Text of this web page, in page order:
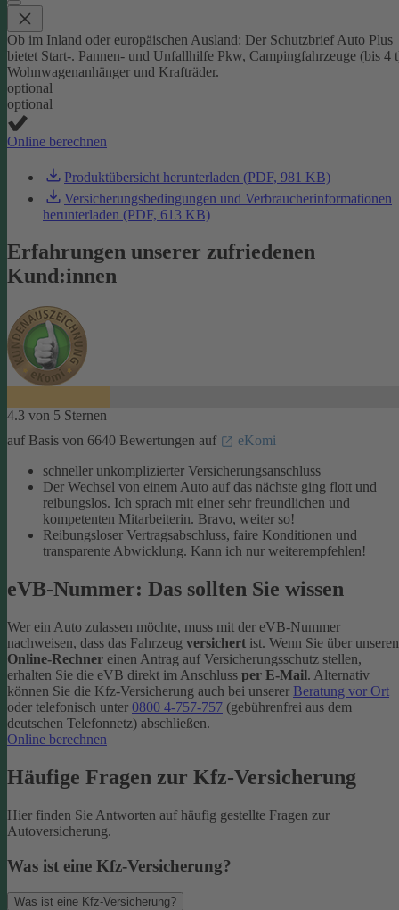
Ob im Inland oder europäischen Ausland: Der Schutzbrief Auto Plus
bietet Start-. Pannen- und Unfallhilfe Pkw, Campingfahrzeuge (bis 4
Wohnwagenanhänger und Krafträder.
optional
optional
Online berechnen
Produktübersicht herunterladen (PDF, 981 KB)
Versicherungsbedingungen und Verbraucherinformationen
herunterladen (PDF, 613 KB)
Erfahrungen unserer zufriedenen
Kund:innen
4.3 von 5 Sternen
auf Basis von 6640 Bewertungen auf
eKomi
schneller unkomplizierter Versicherungsanschluss
Der Wechsel von einem Auto auf das nächste ging flott und
reibungslos. Ich sprach mit einer sehr freundlichen und
kompetenten Mitarbeiterin. Bravo, weiter so!
Reibungsloser Vertragsabschluss, faire Konditionen und
transparente Abwicklung. Kann ich nur weiterempfehlen!
eVB-Nummer: Das sollten Sie wissen
Wer ein Auto zulassen möchte, muss mit der eVB-Nummer
nachweisen, dass das Fahrzeug versichert ist. Wenn Sie über unseren
Online-Rechner einen Antrag auf Versicherungsschutz stellen,
erhalten Sie die eVB direkt im Anschluss per E-Mail. Alternativ
können Sie die Kfz-​Versicherung auch bei unserer Beratung vor Ort
oder telefonisch unter 0800 4-​757-757 (gebührenfrei aus dem
deutschen Telefonnetz) abschließen.
Online berechnen
Häufige Fragen zur Kfz-Versicherung
Hier finden Sie Antworten auf häufig gestellte Fragen zur
Autoversicherung.
Was ist eine Kfz-Versicherung?
Was ist eine Kfz-Versicherung?